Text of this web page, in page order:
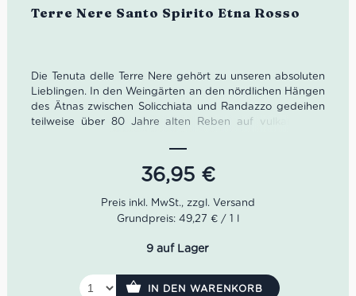
Terre Nere Santo Spirito Etna Rosso
Bewertet
Die Tenuta delle Terre Nere gehört zu unseren absoluten
Lieblingen. In den Weingärten an den nördlichen Hängen
des Ätnas zwischen Solicchiata und Randazzo gedeihen
teilweise über 80 Jahre alten Reben auf vulkanischen
Parzelle eine große Vielfalt aufweisen. Noch dazu ist das
Weingut Bio-zertifiziert.Der Santo Spirito von Terre Nere
hat die besten Voraussetzungen für einen hochwertigen
Die alten Reben wurden wegen der Vulkanasche im
Boden von der Reblaus Katastrophe verschont. Die bis zu
100 Jahre alten Reben sowie das besondere Terroir sind
die wichtigsten Bausteine für den Santo Spirito von Terre
Nere. Der Wein legt sich mit erdigem Rubinrot elegant ins
36,95 €
Grundpreis: 49,27 € / 1 l
9 auf Lager
IN DEN WARENKORB